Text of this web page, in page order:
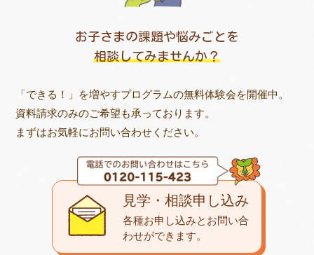
お子さまの課題や悩みごとを
相談してみませんか？
「できる！」を増やすプログラムの無料体験会を開催中。
資料請求のみのご希望も承っております。
まずはお気軽にお問い合わせください。
見学・相談申し込み
各種お申し込みとお問い合
わせができます。